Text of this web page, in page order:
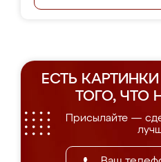
ЕСТЬ
ТОГО, ЧТО
Присылайте —